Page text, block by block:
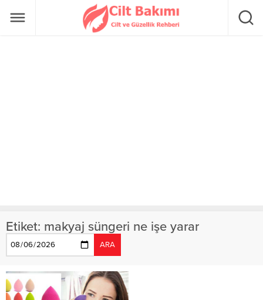
Etiket: makyaj süngeri ne işe yarar
ARA